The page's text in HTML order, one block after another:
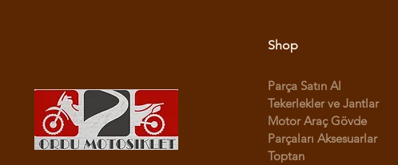
Shop
Parça Satın Al
Tekerlekler ve Jantlar
Motor Araç Gövde
Parçaları Aksesuarlar
Toptan